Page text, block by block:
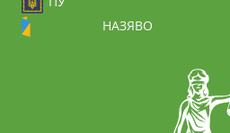
НАЗЯВО